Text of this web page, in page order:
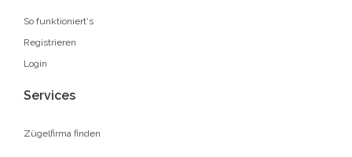
So funktioniert's
Registrieren
Login
Services
Zügelfirma finden